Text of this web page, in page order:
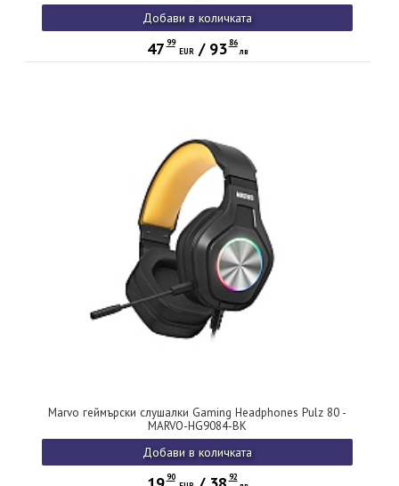
Добави в количката
47 99
EUR/ 93 86
лв
Marvo геймърски слушалки Gaming Headphones Pulz 80 -
MARVO-HG9084-BK
Добави в количката
90
92